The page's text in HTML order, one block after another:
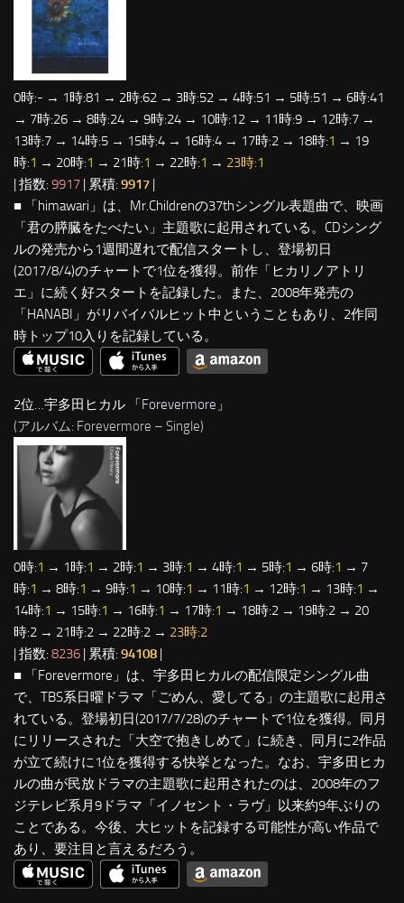
0時:- → 1時:81 → 2時:62 → 3時:52 → 4時:51 → 5時:51 → 6時:41
→ 7時:26 → 8時:24 → 9時:24 → 10時:12 → 11時:9 → 12時:7 →
13時:7 → 14時:5 → 15時:4 → 16時:4 → 17時:2 → 18時:1 → 19
時:1 → 20時:1 → 21時:1 → 22時:1 → 23時:1
| 指数: 9917 | 累積: 9917 |
■ 「himawari」は、Mr.Childrenの37thシングル表題曲で、映画
「君の膵臓をたべたい」主題歌に起用されている。CDシング
ルの発売から1週間遅れで配信スタートし、登場初日
(2017/8/4)のチャートで1位を獲得。前作「ヒカリノアトリ
エ」に続く好スタートを記録した。また、2008年発売の
「HANABI」がリバイバルヒット中ということもあり、2作同
時トップ10入りを記録している。
2位…宇多田ヒカル 「Forevermore 」
(アルバム: Forevermore – Single)
0時:1 → 1時:1 → 2時:1 → 3時:1 → 4時:1 → 5時:1 → 6時:1 → 7
時:1 → 8時:1 → 9時:1 → 10時:1 → 11時:1 → 12時:1 → 13時:1 →
14時:1 → 15時:1 → 16時:1 → 17時:1 → 18時:2 → 19時:2 → 20
時:2 → 21時:2 → 22時:2 → 23時:2
| 指数: 8236 | 累積: 94108 |
■ 「Forevermore」は、宇多田ヒカルの配信限定シングル曲
で、TBS系日曜ドラマ「ごめん、愛してる」の主題歌に起用さ
れている。登場初日(2017/7/28)のチャートで1位を獲得。同月
にリリースされた「大空で抱きしめて」に続き、同月に2作品
が立て続けに1位を獲得する快挙となった。なお、宇多田ヒカ
ルの曲が民放ドラマの主題歌に起用されたのは、2008年のフ
ジテレビ系月9ドラマ「イノセント・ラヴ」以来約9年ぶりの
ことである。今後、大ヒットを記録する可能性が高い作品で
あり、要注目と言えるだろう。